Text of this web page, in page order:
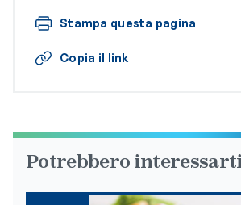
Stampa questa pagina
Copia il link
Potrebbero